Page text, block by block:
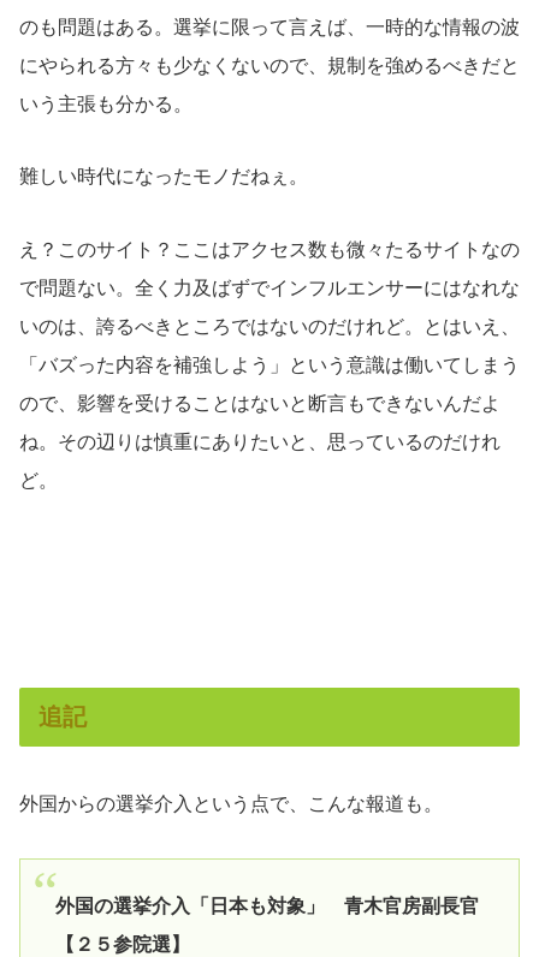
のも問題はある。選挙に限って言えば、一時的な情報の波
にやられる方々も少なくないので、規制を強めるべきだと
いう主張も分かる。
難しい時代になったモノだねぇ。
え？このサイト？ここはアクセス数も微々たるサイトなの
で問題ない。全く力及ばずでインフルエンサーにはなれな
いのは、誇るべきところではないのだけれど。とはいえ、
「バズった内容を補強しよう」という意識は働いてしまう
ので、影響を受けることはないと断言もできないんだよ
ね。その辺りは慎重にありたいと、思っているのだけれ
ど。
追記
外国からの選挙介入という点で、こんな報道も。
外国の選挙介入「日本も対象」 青木官房副長官
【２５参院選】